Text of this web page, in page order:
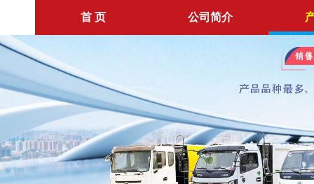
首 页 公司简介